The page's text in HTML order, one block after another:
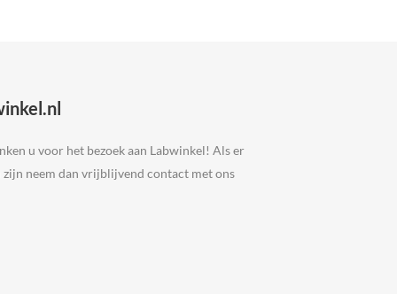
u voor het bezoek aan Labwinkel! Als er
zijn neem dan vrijblijvend contact met ons